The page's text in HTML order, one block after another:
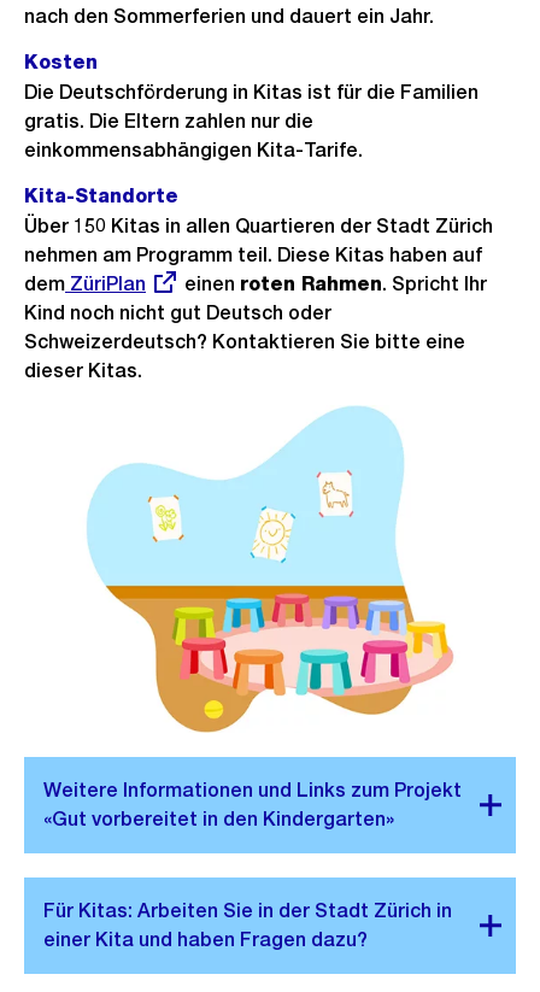
nach den Sommerferien und dauert ein Jahr.
Kosten
Die Deutschförderung in Kitas ist für die Familien
gratis. Die Eltern zahlen nur die
einkommensabhängigen Kita-Tarife.
Kita-Standorte
Über 150 Kitas in allen Quartieren der Stadt Zürich
nehmen am Programm teil. Diese Kitas haben auf
dem Externer
Link:
ZüriPlan einen roten Rahmen. Spricht Ihr
Kind noch nicht gut Deutsch oder
Schweizerdeutsch? Kontaktieren Sie bitte eine
dieser Kitas.